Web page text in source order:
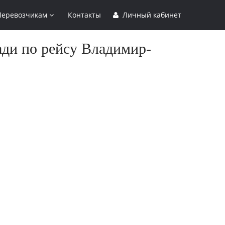
Контакты Личный кабинет
по рейсу Владимир-